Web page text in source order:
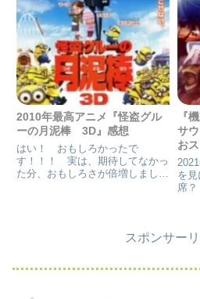
2010年最高アニメ『怪盗グル
ーの月泥棒 3D』感想
はい！ おもしろかったで
す！！！ 実は、期待してなかっ
た分、おもしろさが倍増しました
酒に例えると、‘ビール！！！’
『
サ
お
を
席？
（自
スポンサー